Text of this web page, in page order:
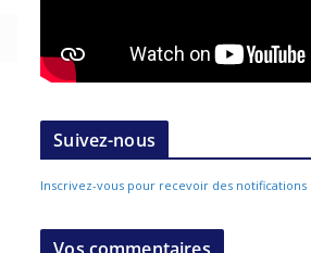
Suivez-nous
Inscrivez-vous pour recevoir des notifications